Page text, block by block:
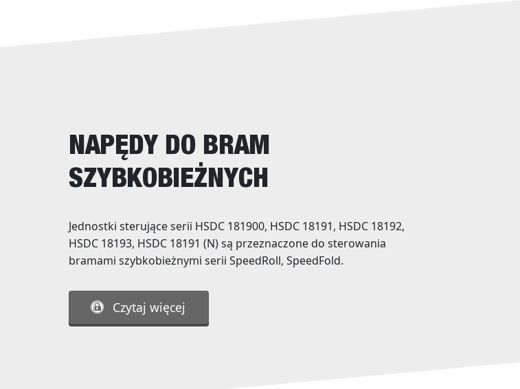
NAPĘDY DO BRAM
SZYBKOBIEŻNYCH
Jednostki sterujące serii HSDC 181900, HSDC 18191, HSDC 18192,
HSDC 18193, HSDC 18191 (N) są przeznaczone do sterowania
bramami szybkobieżnymi serii SpeedRoll, SpeedFold.
Czytaj więcej